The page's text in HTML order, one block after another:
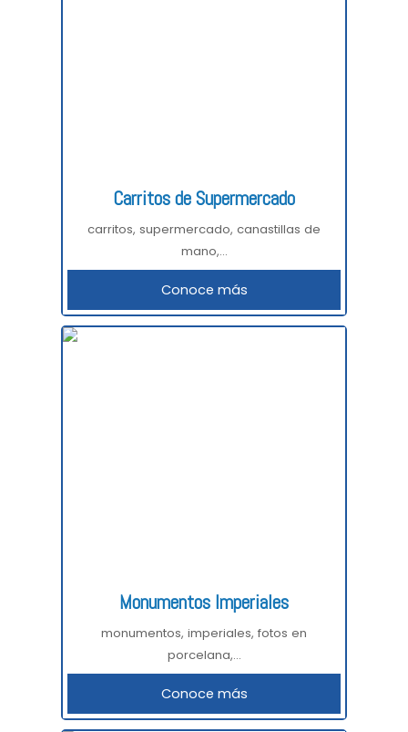
Carritos de Supermercado
carritos, supermercado, canastillas de
mano,...
Conoce más
Monumentos Imperiales
monumentos, imperiales, fotos en
porcelana,...
Conoce más